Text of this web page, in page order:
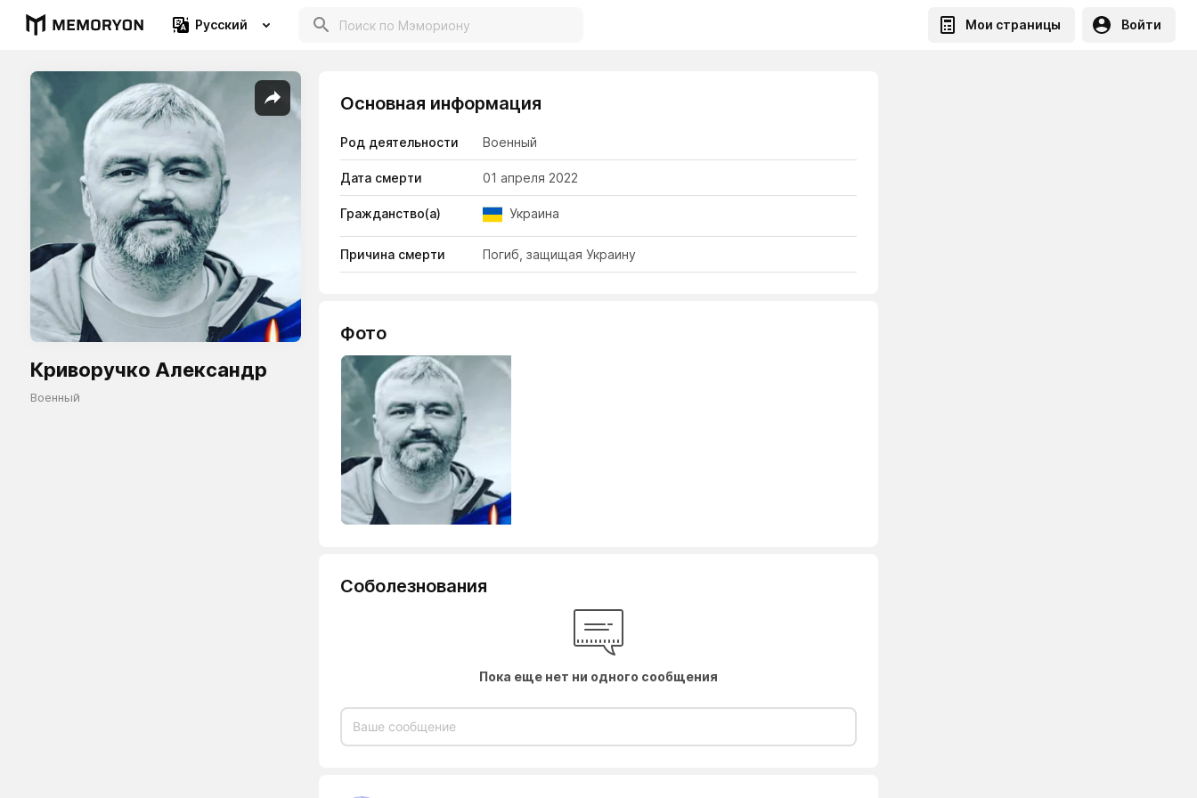
Русский Мои страницы Войти
Криворучко Александр
Военный
Основная информация
Род деятельности Военный
Дата смерти 01 апреля 2022
Гражданство(а) Украина
Причина смерти Погиб, защищая Украину
Фото
Соболезнования
Пока еще нет ни одного сообщения